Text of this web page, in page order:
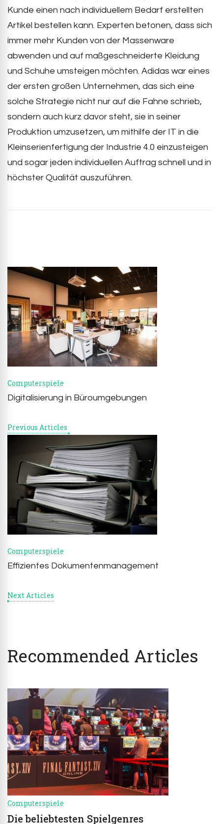
Kunde einen nach individuellem Bedarf erstellten
Artikel bestellen kann. Experten betonen, dass sich
immer mehr Kunden von der Massenware
abwenden und auf maßgeschneiderte Kleidung
und Schuhe umsteigen möchten. Adidas war eines
der ersten großen Unternehmen, das sich eine
solche Strategie nicht nur auf die Fahne schrieb,
sondern auch kurz davor steht, sie in seiner
Produktion umzusetzen, um mithilfe der IT in die
Kleinserienfertigung der Industrie 4.0 einzusteigen
und sogar jeden individuellen Auftrag schnell und in
höchster Qualität auszuführen.
Post
Navigation
Computerspiele
Digitalisierung in Büroumgebungen
Previous Articles
Computerspiele
Effizientes Dokumentenmanagement
Next Articles
Recommended Articles
Computerspiele
Die beliebtesten Spielgenres